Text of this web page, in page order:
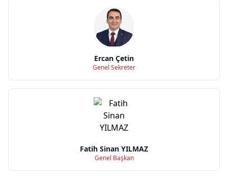
Ercan Çetin
Genel Sekreter
Fatih Sinan YILMAZ
Genel Başkan